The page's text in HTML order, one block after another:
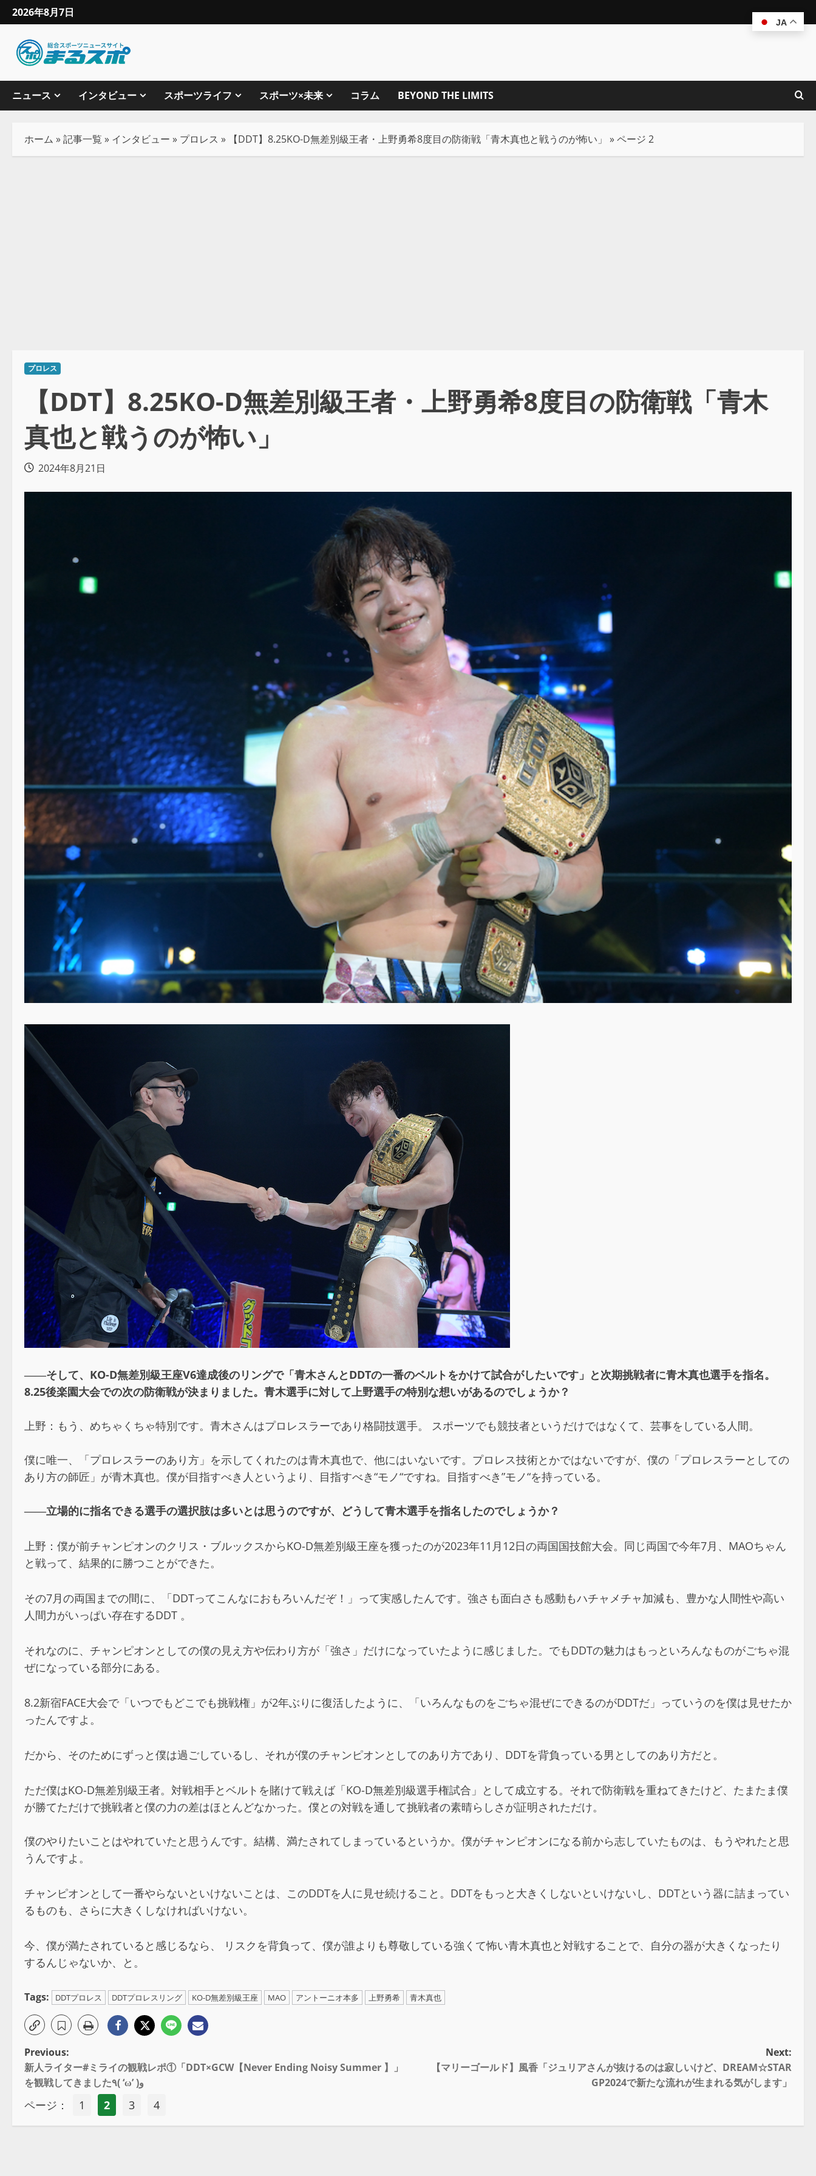
2026年8月7日
ニュース インタビュー スポーツライフ スポーツ×未来 コラム BEYOND THE LIMITS
ホーム »記事一覧 » インタビュー » プロレス » 【DDT】8.25KO-D無差別級王者・上野勇希8度目の防衛戦「青木真也と戦うのが怖い」 »ページ 2
プロレス
【DDT】8.25KO-D無差別級王者・上野勇希8度目の防衛戦「青木
真也と戦うのが怖い」
2024年8月21日
――そして、KO-D無差別級王座V6達成後のリングで「青木さんとDDTの一番のベルトをかけて試合がしたいです」と次期挑戦者に青木真也選手を指名。
8.25後楽園大会での次の防衛戦が決まりました。青木選手に対して上野選手の特別な想いがあるのでしょうか？
上野：もう、めちゃくちゃ特別です。青木さんはプロレスラーであり格闘技選手。 スポーツでも競技者というだけではなくて、芸事をしている人間。
僕に唯一、「プロレスラーのあり方」を示してくれたのは青木真也で、他にはいないです。プロレス技術とかではないですが、僕の「プロレスラーとしての
あり方の師匠」が青木真也。僕が目指すべき人というより、目指すべき“モノ“ですね。目指すべき”モノ“を持っている。
――立場的に指名できる選手の選択肢は多いとは思うのですが、どうして青木選手を指名したのでしょうか？
上野：僕が前チャンピオンのクリス・ブルックスからKO-D無差別級王座を獲ったのが2023年11月12日の両国国技館大会。同じ両国で今年7月、MAOちゃん
と戦って、結果的に勝つことができた。
その7月の両国までの間に、「DDTってこんなにおもろいんだぞ！」って実感したんです。強さも面白さも感動もハチャメチャ加減も、豊かな人間性や高い
人間力がいっぱい存在するDDT 。
それなのに、チャンピオンとしての僕の見え方や伝わり方が「強さ」だけになっていたように感じました。でもDDTの魅力はもっといろんなものがごちゃ混
ぜになっている部分にある。
8.2新宿FACE大会で「いつでもどこでも挑戦権」が2年ぶりに復活したように、「いろんなものをごちゃ混ぜにできるのがDDTだ」っていうのを僕は見せたか
ったんですよ。
だから、そのためにずっと僕は過ごしているし、それが僕のチャンピオンとしてのあり方であり、DDTを背負っている男としてのあり方だと。
ただ僕はKO-D無差別級王者。対戦相手とベルトを賭けて戦えば「KO-D無差別級選手権試合」として成立する。それで防衛戦を重ねてきたけど、たまたま僕
が勝てただけで挑戦者と僕の力の差はほとんどなかった。僕との対戦を通して挑戦者の素晴らしさが証明されただけ。
僕のやりたいことはやれていたと思うんです。結構、満たされてしまっているというか。僕がチャンピオンになる前から志していたものは、もうやれたと思
うんですよ。
チャンピオンとして一番やらないといけないことは、このDDTを人に見せ続けること。DDTをもっと大きくしないといけないし、DDTという器に詰まってい
るものも、さらに大きくしなければいけない。
今、僕が満たされていると感じるなら、 リスクを背負って、僕が誰よりも尊敬している強くて怖い青木真也と対戦することで、自分の器が大きくなったり
するんじゃないか、と。
Tags: DDTプロレス DDTプロレスリング KO-D無差別級王座 MAO アントーニオ本多 上野勇希 青木真也
Previous:
新人ライター#ミライの観戦レポ①「DDT×GCW【Never Ending Noisy Summer 】」
を観戦してきました٩( ‘ω’ )و
Next:
【マリーゴールド】風香「ジュリアさんが抜けるのは寂しいけど、DREAM☆STAR
GP2024で新たな流れが生まれる気がします」
ページ： 1 2 3 4
JA